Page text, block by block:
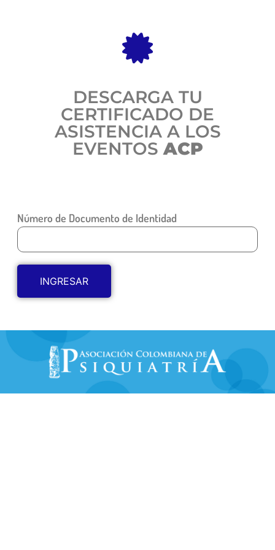
DESCARGA TU
CERTIFICADO DE
ASISTENCIA A LOS
EVENTOSACP
Número de Documento de Identidad